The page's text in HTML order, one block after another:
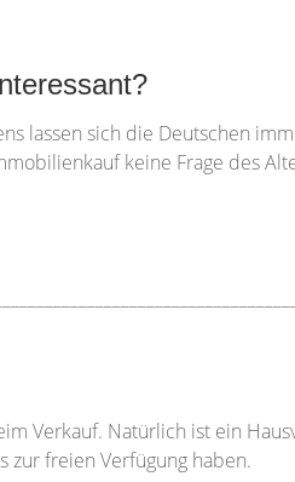
lassen sich die Deutschen
keine Frage des
Verkauf. Natürlich ist ein
zur freien Verfügung haben.